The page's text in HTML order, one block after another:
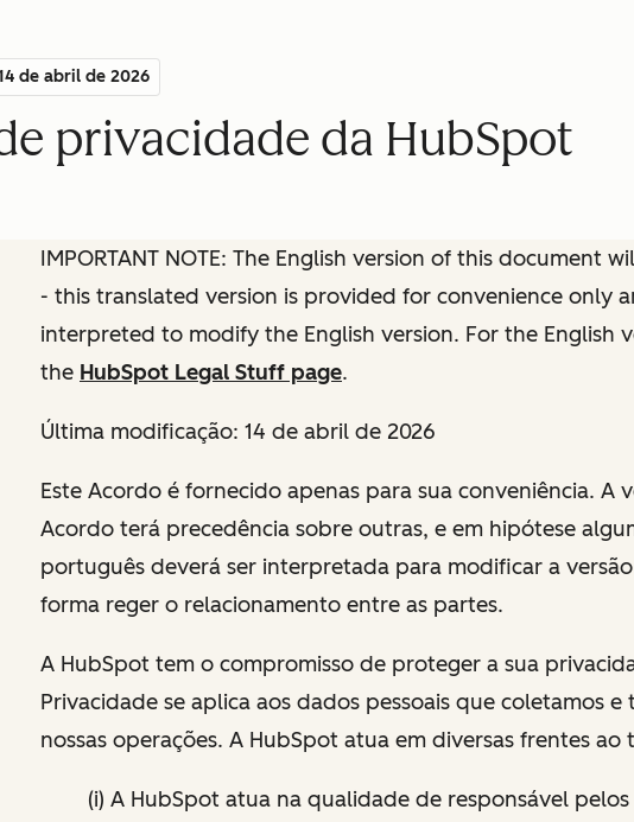
de abril de 2026
privacidade da HubSpot
IMPORTANT NOTE: The English version of this document
- this translated version is provided for convenience only
interpreted to modify the English version. For the English
the HubSpot Legal Stuff page.
Última modificação: 14 de abril de 2026
Este Acordo é fornecido apenas para sua conveniência. A
Acordo terá precedência sobre outras, e em hipótese
português deverá ser interpretada para modificar a
forma reger o relacionamento entre as partes.
A HubSpot tem o compromisso de proteger a sua
Privacidade se aplica aos dados pessoais que coletamos
nossas operações. A HubSpot atua em diversas frentes ao
(i) A HubSpot atua na qualidade de responsável pelos